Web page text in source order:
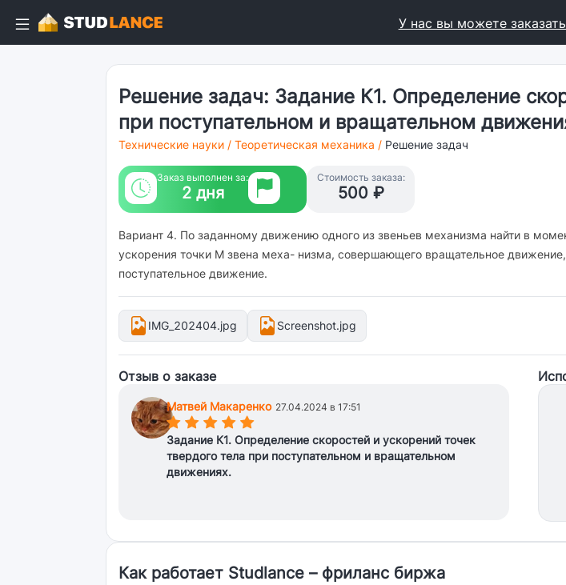
У нас вы можете
Решение задач: Задание К1. Определение
при поступательном и вращательном
Технические науки / Теоретическая механика / Решение задач
Заказ выполнен за:
2 дня
Стоимость заказа:
500 ₽
Вариант 4. По заданному движению одного из звеньев механизма найти в
ускорения точки М звена меха- низма, совершающего вращательное
поступательное движение.
IMG_202404.jpg Screenshot.jpg
Отзыв о заказе
Матвей Макаренко 27.04.2024 в 17:51
(*)(*)(*)(*)(*)
Задание К1. Определение скоростей и ускорений точек
твердого тела при поступательном и вращательном
движениях.
Как работает Studlance – фриланс биржа